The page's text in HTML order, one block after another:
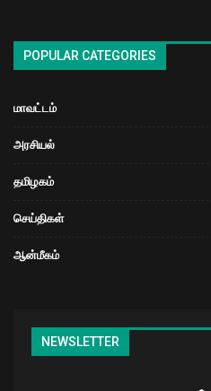
POPULAR CATEGORIES
மாவட்டம்
அரசியல்
தமிழகம்
செய்திகள்
ஆன்மீகம்
NEWSLETTER